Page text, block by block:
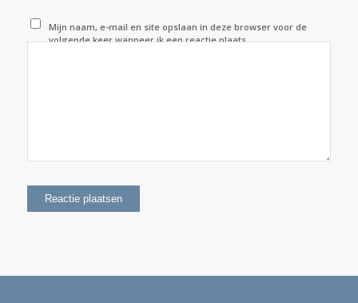
Mijn naam, e-mail en site opslaan in deze browser voor de
volgende keer wanneer ik een reactie plaats.